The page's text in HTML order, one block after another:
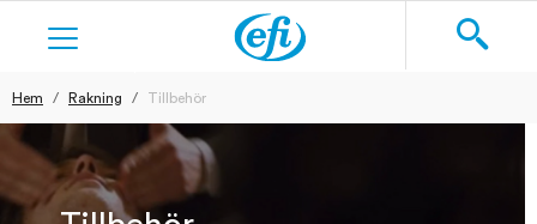
KOSTTILLSKOTT
HUDVÅRD
Hem Rakning Tillbehör